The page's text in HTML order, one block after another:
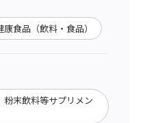
康食品（飲料・食品）
末飲料等サプリメン